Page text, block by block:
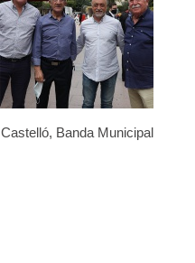
Castelló, Banda Municipal